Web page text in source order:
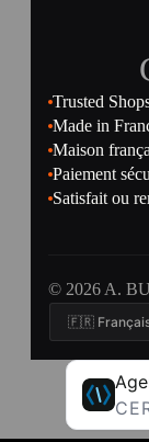
Trusted
Made in
Maison
Paiement
Satisfait ou
© 2026 A.